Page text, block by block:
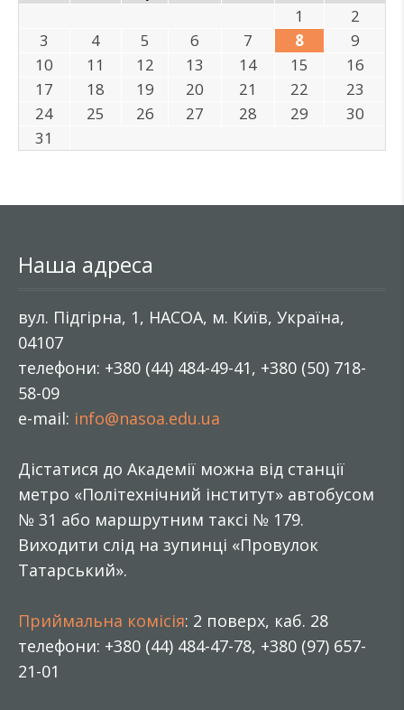
1
2
3
4 5 6 7 8
9
10
11 12 13 14 15
16
17
18 19 20 21 22
23
24
25 26 27 28 29
30
31
Наша адреса
вул. Підгірна, 1, НАСОА, м. Київ, Україна,
04107
телефони: +380 (44) 484-49-41, +380 (50) 718-
58-09
e-mail: info@nasoa.edu.ua
Дістатися до Академії можна від станції
метро «Політехнічний інститут» автобусом
№ 31 або маршрутним таксі № 179.
Виходити слід на зупинці «Провулок
Татарський».
Приймальна комісія: 2 поверх, каб. 28
телефони: +380 (44) 484-47-78, +380 (97) 657-
21-01